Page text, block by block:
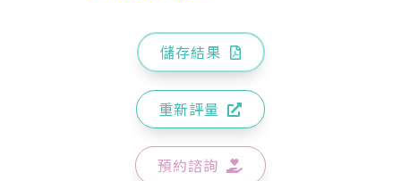
儲存結果
重新評量
預約諮詢